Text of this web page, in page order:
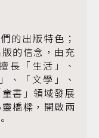
的出版特色；
的信念，由充
長「生活」、
、「文學」、
書」領域發展
橋樑，開啟兩